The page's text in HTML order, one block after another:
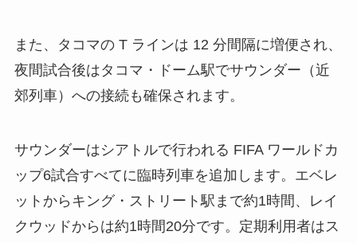
また、タコマの T ラインは 12 分間隔に増便され、
夜間試合後はタコマ・ドーム駅でサウンダー（近
郊列車）への接続も確保されます。
サウンダーはシアトルで行われる FIFA ワールドカ
ップ6試合すべてに臨時列車を追加します。エベレ
ットからキング・ストリート駅まで約1時間、レイ
クウッドからは約1時間20分です。定期利用者はス